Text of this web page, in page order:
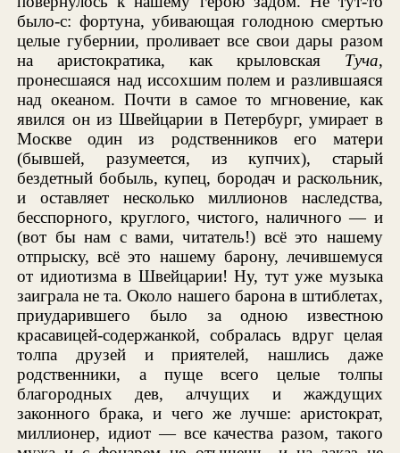
было-с: фортуна, убивающая голодною смертью
целые губернии, проливает все свои дары разом
на аристократика, как крыловская Туча,
пронесшаяся над иссохшим полем и разлившаяся
над океаном. Почти в самое то мгновение, как
явился он из Швейцарии в Петербург, умирает в
Москве один из родственников его матери
(бывшей, разумеется, из купчих), старый
бездетный бобыль, купец, бородач и раскольник,
и оставляет несколько миллионов наследства,
бесспорного, круглого, чистого, наличного — и
(вот бы нам с вами, читатель!) всё это нашему
отпрыску, всё это нашему барону, лечившемуся
от идиотизма в Швейцарии! Ну, тут уже музыка
заиграла не та. Около нашего барона в штиблетах,
приударившего было за одною известною
красавицей-содержанкой, собралась вдруг целая
толпа друзей и приятелей, нашлись даже
родственники, а пуще всего целые толпы
благородных дев, алчущих и жаждущих
законного брака, и чего же лучше: аристократ,
миллионер, идиот — все качества разом, такого